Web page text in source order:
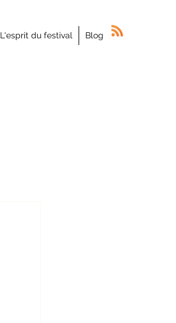
L'esprit du festival Blog